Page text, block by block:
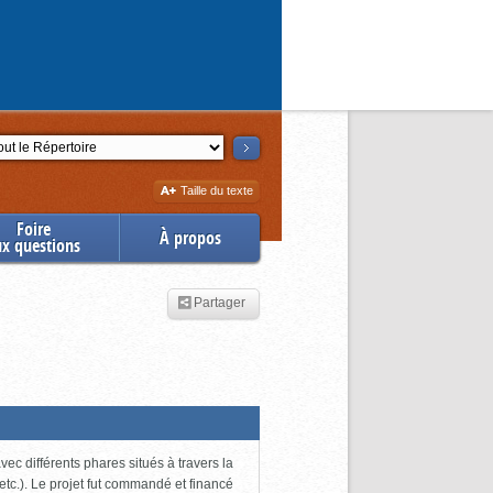
Augmenter
la
Taille du texte
Foire
questions À propos
Partager
différents phares situés à travers la
Le projet fut commandé et financé